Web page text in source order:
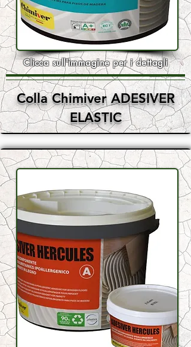
Clicca sull'immagine per i dettagli
Colla Chimiver ADESIVER
ELASTIC